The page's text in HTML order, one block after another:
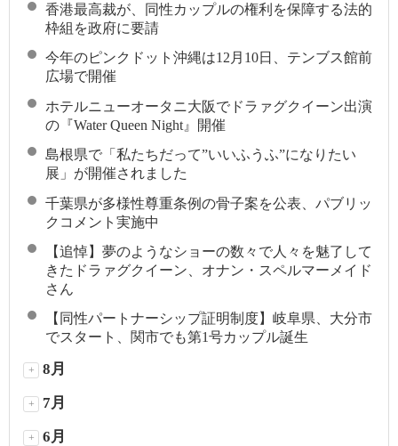
香港最高裁が、同性カップルの権利を保障する法的
枠組を政府に要請
今年のピンクドット沖縄は12月10日、テンブス館前
広場で開催
ホテルニューオータニ大阪でドラァグクイーン出演
の『Water Queen Night』開催
島根県で「私たちだって”いいふうふ”になりたい
展」が開催されました
千葉県が多様性尊重条例の骨子案を公表、パブリッ
クコメント実施中
【追悼】夢のようなショーの数々で人々を魅了して
きたドラァグクイーン、オナン・スペルマーメイド
さん
【同性パートナーシップ証明制度】岐阜県、大分市
でスタート、関市でも第1号カップル誕生
+ 8月
+ 7月
+ 6月